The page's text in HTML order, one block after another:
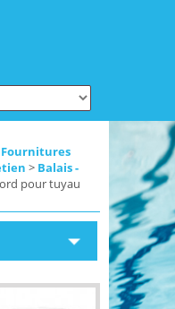
Fournitures
> Balais -
pour tuyau